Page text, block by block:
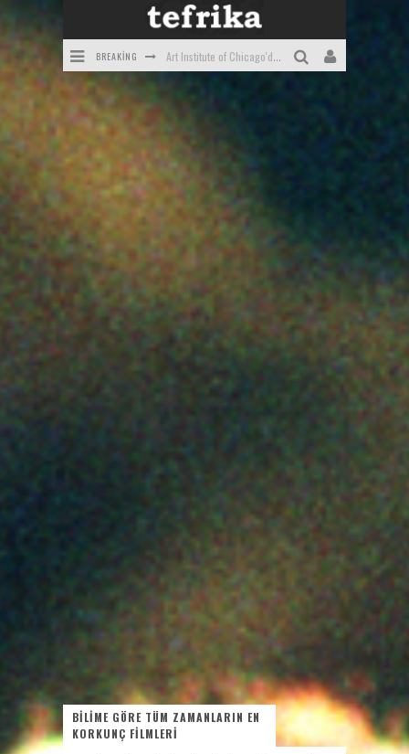
BREAKING Art Institute of Chicago'daki Tablolar
Hawaii'den Fotoğraflar
BILIME GÖRE TÜM ZAMANLARIN EN
KORKUNÇ FILMLERI